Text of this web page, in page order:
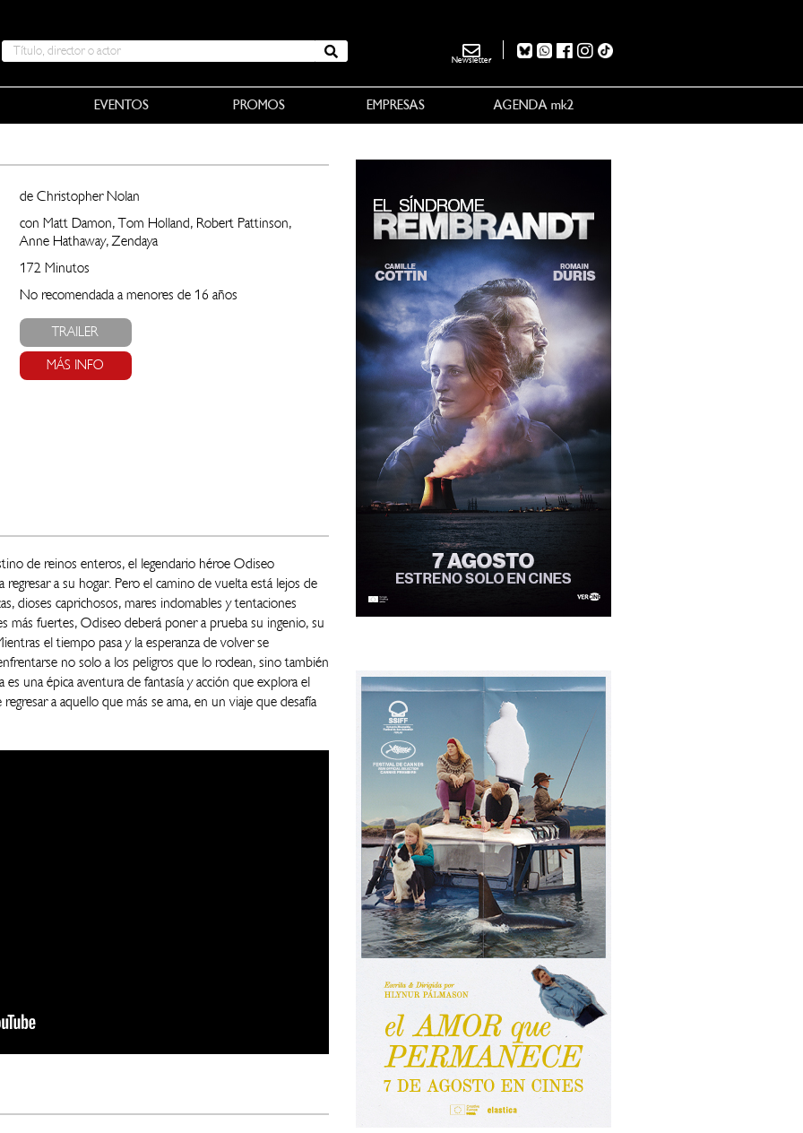
Newsletter
EVENTOS PROMOS EMPRESAS AGENDA mk2
de Christopher Nolan
con Matt Damon, Tom Holland, Robert Pattinson,
Anne Hathaway, Zendaya
172 Minutos
No recomendada a menores de 16 años
TRAILER
MÁS INFO
de reinos enteros, el legendario héroe Odiseo
a su hogar. Pero el camino de vuelta está lejos de
dioses caprichosos, mares indomables y tentaciones
más fuertes, Odiseo deberá poner a prueba su ingenio, su
el tiempo pasa y la esperanza de volver se
no solo a los peligros que lo rodean, sino también
una épica aventura de fantasía y acción que explora el
a aquello que más se ama, en un viaje que desafía